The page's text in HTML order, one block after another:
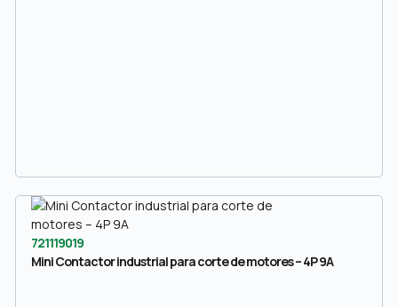
721119019
Mini Contactor industrial para corte de motores – 4P 9A